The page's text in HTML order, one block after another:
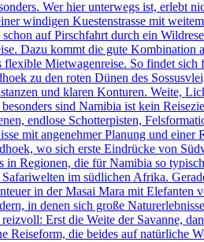
Wer hier unterwegs ist, erlebt
windigen Kuestenstrasse mit
auf Pirschfahrt durch ein
Dazu kommt die gute
flexible Mietwagenreise. So findet
zu den roten Dünen des
und klaren Konturen. Weite,
sind Namibia ist kein
endlose Schotterpisten,
mit angenehmer Planung und
wo sich erste Eindrücke von
in Regionen, die für Namibia so
Safariwelten im südlichen Afrika.
in der Masai Mara mit
in denen sich große
Erst die Weite der Savanne,
Reiseform, die beides auf natürliche